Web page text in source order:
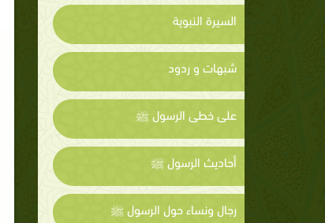
السيرة النبوية
شبهات و ردود
على خطى الرسول ﷺ
أحاديث الرسول ﷺ
رجال ونساء حول الرسول ﷺ